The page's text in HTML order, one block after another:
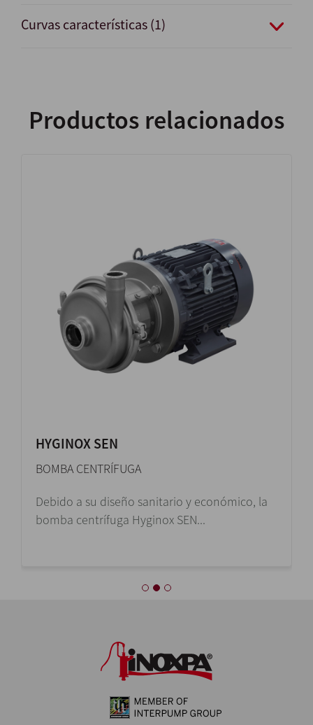
Curvas características (1)
Productos relacionados
HYGINOX SEN
BOMBA CENTRÍFUGA
Debido a su diseño sanitario y económico, la
bomba centrífuga Hyginox SEN...